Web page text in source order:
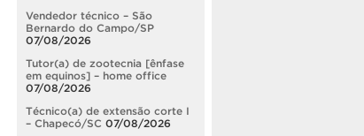
Vendedor técnico – São
Bernardo do Campo/SP
07/08/2026
Tutor(a) de zootecnia [ênfase
em equinos] – home office
07/08/2026
Técnico(a) de extensão corte I
– Chapecó/SC 07/08/2026